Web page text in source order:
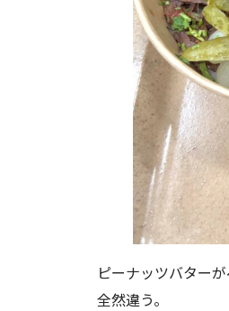
ピーナッツバター
全然違う。